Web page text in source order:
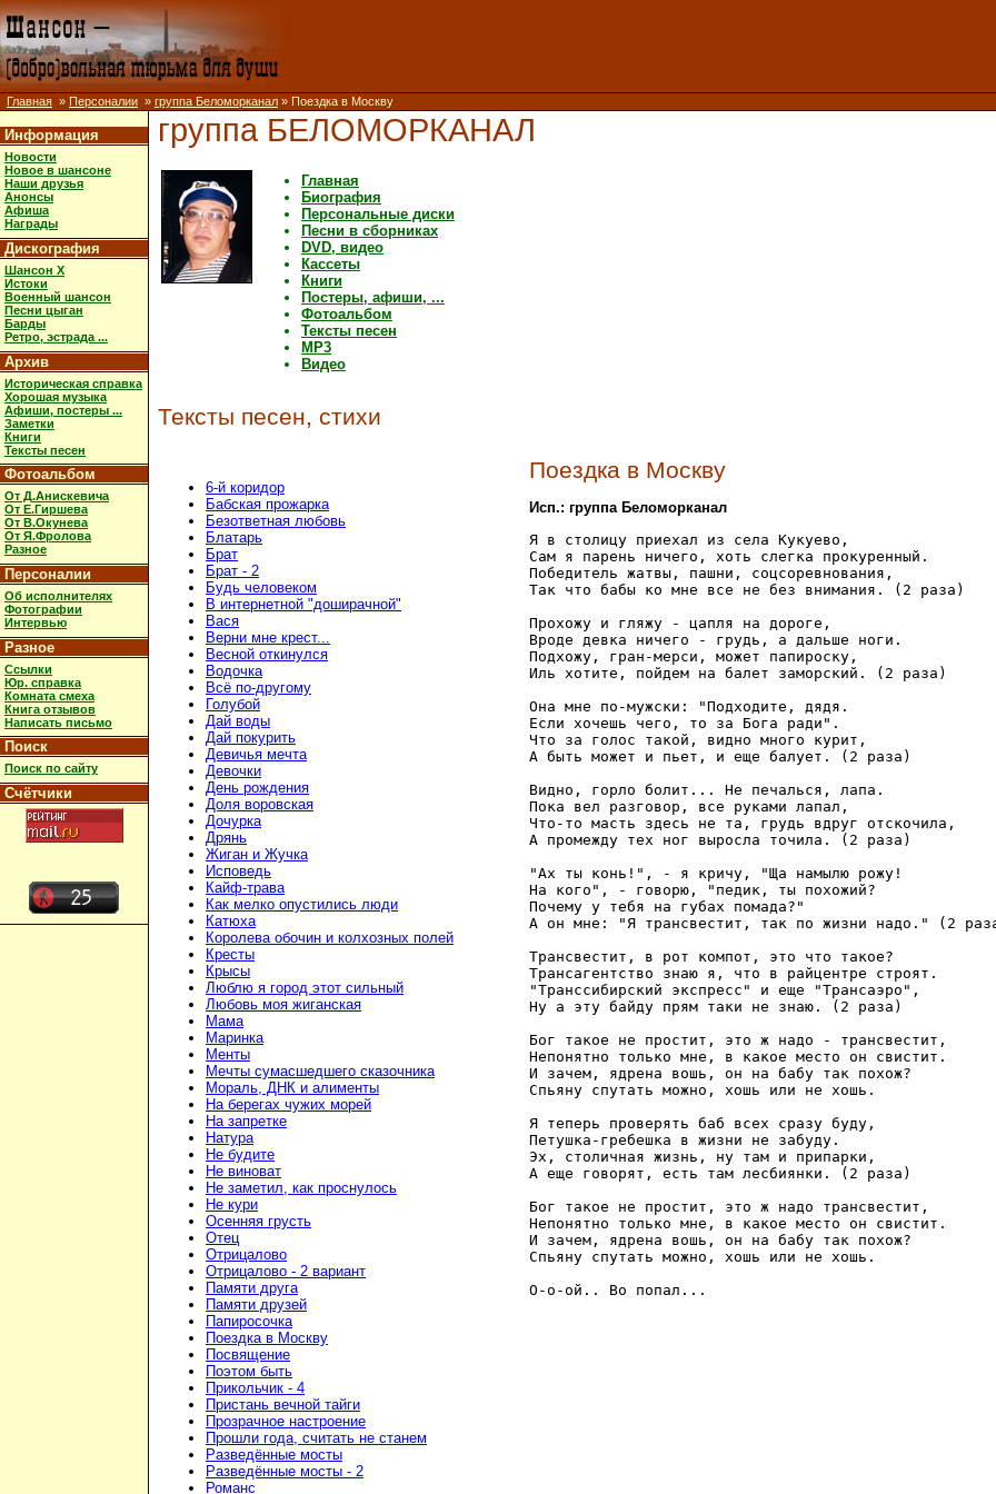
Главная » Персоналии » группа Беломорканал » Поездка в Москву
Информация
Новости
Новое в шансоне
Наши друзья
Анонсы
Афиша
Награды
Дискография
Шансон X
Истоки
Военный шансон
Песни цыган
Барды
Ретро, эстрада ...
Архив
Историческая справка
Хорошая музыка
Афиши, постеры ...
Заметки
Книги
Тексты песен
Фотоальбом
От Д.Анискевича
От Е.Гиршева
От В.Окунева
От Я.Фролова
Разное
Персоналии
Об исполнителях
Фотографии
Интервью
Разное
Ссылки
Юр. справка
Комната смеха
Книга отзывов
Написать письмо
Поиск
Поиск по сайту
Счётчики
группа БЕЛОМОРКАНАЛ
Главная
Биография
Персональные диски
Песни в сборниках
DVD, видео
Кассеты
Книги
Постеры, афиши, ...
Фотоальбом
Тексты песен
MP3
Видео
Тексты песен, стихи
6-й коридор
Бабская прожарка
Безответная любовь
Блатарь
Брат
Брат - 2
Будь человеком
В интернетной "доширачной"
Вася
Верни мне крест...
Весной откинулся
Водочка
Всё по-другому
Голубой
Дай воды
Дай покурить
Девичья мечта
Девочки
День рождения
Доля воровская
Дочурка
Дрянь
Жиган и Жучка
Исповедь
Кайф-трава
Как мелко опустились люди
Катюха
Королева обочин и колхозных полей
Кресты
Крысы
Люблю я город этот сильный
Любовь моя жиганская
Мама
Маринка
Менты
Мечты сумасшедшего сказочника
Мораль, ДНК и алименты
На берегах чужих морей
На запретке
Натура
Не будите
Не виноват
Не заметил, как проснулось
Не кури
Осенняя грусть
Отец
Отрицалово
Отрицалово - 2 вариант
Памяти друга
Памяти друзей
Папиросочка
Поездка в Москву
Посвящение
Поэтом быть
Прикольчик - 4
Пристань вечной тайги
Прозрачное настроение
Прошли года, считать не станем
Разведённые мосты
Разведённые мосты - 2
Романс
Поездка в Москву
Исп.: группа Беломорканал
Я в столицу приехал из села Кукуево,
Сам я парень ничего, хоть слегка прокуренный.
Победитель жатвы, пашни, соцсоревнования,
Так что бабы ко мне все не без внимания. (2 раза)
Прохожу и гляжу - цапля на дороге,
Вроде девка ничего - грудь, а дальше ноги.
Подхожу, гран-мерси, может папироску,
Иль хотите, пойдем на балет заморский. (2 раза)
Она мне по-мужски: "Подходите, дядя.
Если хочешь чего, то за Бога ради".
Что за голос такой, видно много курит,
А быть может и пьет, и еще балует. (2 раза)
Видно, горло болит... Не печалься, лапа.
Пока вел разговор, все руками лапал,
Что-то масть здесь не та, грудь вдруг отскочила,
А промежду тех ног выросла точила. (2 раза)
"Ах ты конь!", - я кричу, "Ща намылю рожу!
На кого", - говорю, "педик, ты похожий?
Почему у тебя на губах помада?"
А он мне: "Я трансвестит, так по жизни надо." (2
Трансвестит, в рот компот, это что такое?
Трансагентство знаю я, что в райцентре строят.
"Транссибирский экспресс" и еще "Трансаэро",
Ну а эту байду прям таки не знаю. (2 раза)
Бог такое не простит, это ж надо - трансвестит,
Непонятно только мне, в какое место он свистит.
И зачем, ядрена вошь, он на бабу так похож?
Спьяну спутать можно, хошь или не хошь.
Я теперь проверять баб всех сразу буду,
Петушка-гребешка в жизни не забуду.
Эх, столичная жизнь, ну там и припарки,
А еще говорят, есть там лесбиянки. (2 раза)
Бог такое не простит, это ж надо трансвестит,
Непонятно только мне, в какое место он свистит.
И зачем, ядрена вошь, он на бабу так похож?
Спьяну спутать можно, хошь или не хошь.
О-о-ой.. Во попал...